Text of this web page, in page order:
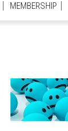
MEMBERSHIP